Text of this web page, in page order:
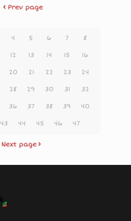
Prev page
4 5 6 7 8
12 13 14 15 16
20 21 22 23 24
28 29 30 31 32
36 37 38 39 40
43 44 45 46 47
Next page